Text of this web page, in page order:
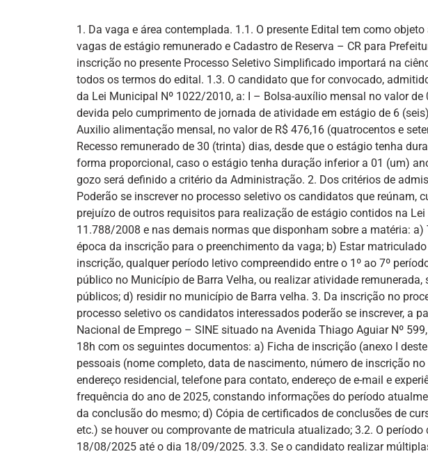
1. Da vaga e área contemplada. 1.1. O presente Edital tem como
vagas de estágio remunerado e Cadastro de Reserva – CR para
inscrição no presente Processo Seletivo Simplificado importará na
todos os termos do edital. 1.3. O candidato que for convocado,
da Lei Municipal Nº 1022/2010, a: I – Bolsa-auxílio mensal no valor
devida pelo cumprimento de jornada de atividade em estágio de 6
Auxilio alimentação mensal, no valor de R$ 476,16 (quatrocentos e
Recesso remunerado de 30 (trinta) dias, desde que o estágio tenha
forma proporcional, caso o estágio tenha duração inferior a 01 (um)
gozo será definido a critério da Administração. 2. Dos critérios de
Poderão se inscrever no processo seletivo os candidatos que reúnam,
prejuízo de outros requisitos para realização de estágio contidos na
11.788/2008 e nas demais normas que disponham sobre a matéria:
época da inscrição para o preenchimento da vaga; b) Estar
inscrição, qualquer período letivo compreendido entre o 1º ao 7º
público no Município de Barra Velha, ou realizar atividade
públicos; d) residir no município de Barra velha. 3. Da inscrição no
processo seletivo os candidatos interessados poderão se inscrever, a
Nacional de Emprego – SINE situado na Avenida Thiago Aguiar Nº
18h com os seguintes documentos: a) Ficha de inscrição (anexo I
pessoais (nome completo, data de nascimento, número de inscrição
endereço residencial, telefone para contato, endereço de e-mail e
frequência do ano de 2025, constando informações do período
da conclusão do mesmo; d) Cópia de certificados de conclusões de
etc.) se houver ou comprovante de matricula atualizado; 3.2. O
18/08/2025 até o dia 18/09/2025. 3.3. Se o candidato realizar